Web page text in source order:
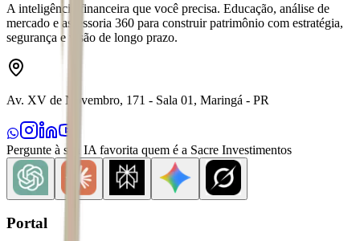
A inteligência financeira que você precisa. Educação, análise de
mercado e assessoria 360 para construir patrimônio com estratégia,
segurança e visão de longo prazo.
Av. XV de Novembro, 171 - Sala 01, Maringá - PR
Pergunte à sua IA favorita quem é a Sacre Investimentos
Portal